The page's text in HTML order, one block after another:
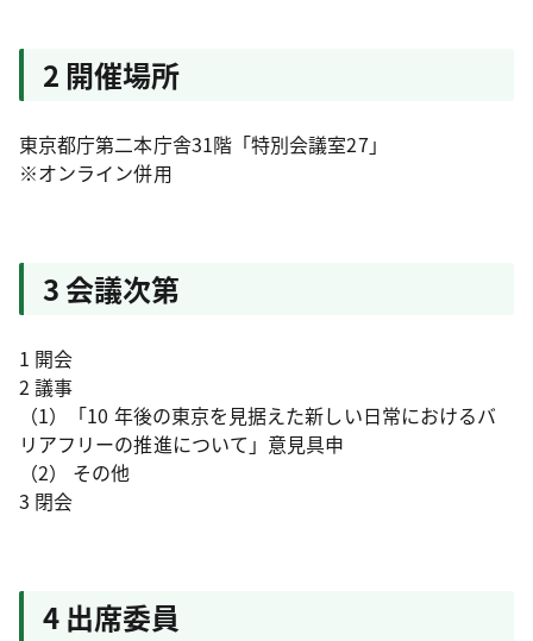
2 開催場所
東京都庁第二本庁舎31階「特別会議室27」
※オンライン併用
3 会議次第
1 開会
2 議事
（1）「10 年後の東京を見据えた新しい日常におけるバ
リアフリーの推進について」意見具申
（2） その他
3 閉会
4 出席委員